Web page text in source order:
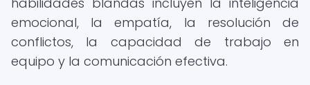
emocional, la empatía, la resolución de
conflictos, la capacidad de trabajo en
equipo y la comunicación efectiva.